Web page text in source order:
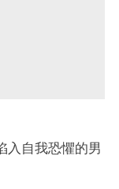
入自我恐懼的男